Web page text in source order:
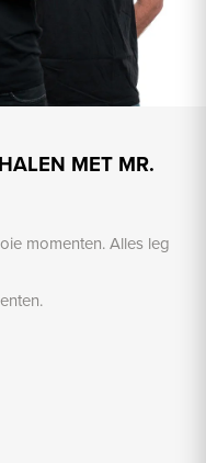
MET MR.
momenten. Alles leg